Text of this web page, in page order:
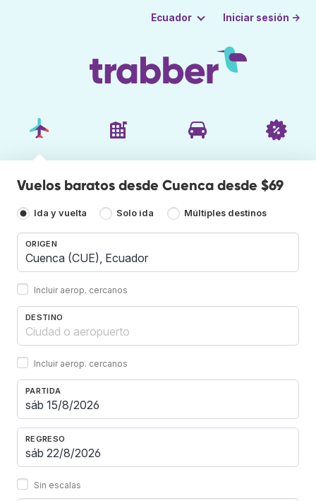
Ecuador Iniciar sesión →
Vuelos baratos desde Cuenca desde $69
Ida y vuelta Solo ida Múltiples destinos
ORIGEN
Incluir aerop. cercanos
DESTINO
Incluir aerop. cercanos
PARTIDA
REGRESO
Sin escalas